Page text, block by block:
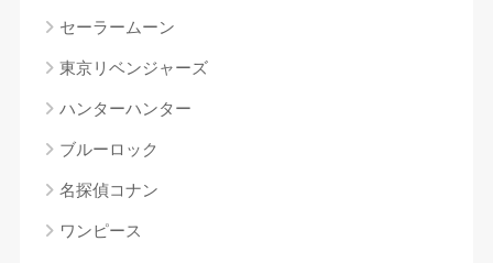
セーラームーン
東京リベンジャーズ
ハンターハンター
ブルーロック
名探偵コナン
ワンピース